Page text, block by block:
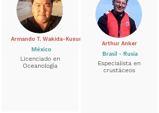
México
Armando T. Wakida-Kusunoki
Licenciado en
Oceanología
Brasil - Rusia
Arthur Anker
Especialista en
crustáceos